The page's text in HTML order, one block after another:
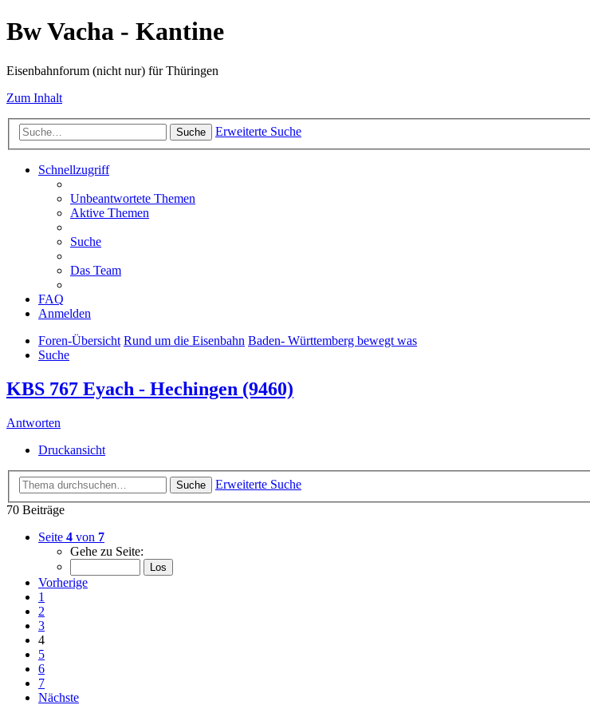
Bw Vacha - Kantine
Eisenbahnforum (nicht nur) für Thüringen
Zum Inhalt
Suche Erweiterte Suche
Schnellzugriff
Unbeantwortete Themen
Aktive Themen
Suche
Das Team
FAQ
Anmelden
Foren-Übersicht Rund um die Eisenbahn Baden- Württemberg bewegt was
Suche
KBS 767 Eyach - Hechingen (9460)
Antworten
Druckansicht
Suche
Erweiterte Suche
70 Beiträge
Seite 4 von 7
Gehe zu Seite:
Vorherige
1
2
3
4
5
6
7
Nächste